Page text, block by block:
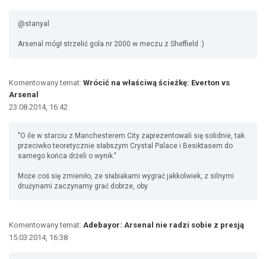
@stanyal
Arsenal mógł strzelić gola nr 2000 w meczu z Sheffield :)
Komentowany temat: Wrócić na właściwą ścieżkę: Everton vs
Arsenal
23.08.2014, 16:42
"O ile w starciu z Manchesterem City zaprezentowali się solidnie, tak
przeciwko teoretycznie słabszym Crystal Palace i Besiktasem do
samego końca drżeli o wynik."
Może coś się zmieniło, ze słabiakami wygrać jakkolwiek, z silnymi
drużynami zaczynamy grać dobrze, oby
Komentowany temat: Adebayor: Arsenal nie radzi sobie z presją
15.03.2014, 16:38